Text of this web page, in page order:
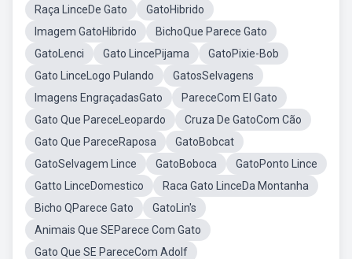
Raça LinceDe Gato
GatoHibrido
Imagem GatoHibrido
BichoQue Parece Gato
GatoLenci
Gato LincePijama
GatoPixie-Bob
Gato LinceLogo Pulando
GatosSelvagens
Imagens EngraçadasGato
PareceCom El Gato
Gato Que PareceLeopardo
Cruza De GatoCom Cão
Gato Que PareceRaposa
GatoBobcat
GatoSelvagem Lince
GatoBoboca
GatoPonto Lince
Gatto LinceDomestico
Raca Gato LinceDa Montanha
Bicho QParece Gato
GatoLin's
Animais Que SEParece Com Gato
Gato Que SE PareceCom Adolf